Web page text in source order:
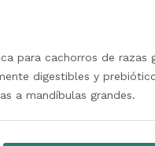
para cachorros de razas
digestibles y
a mandíbulas grandes.